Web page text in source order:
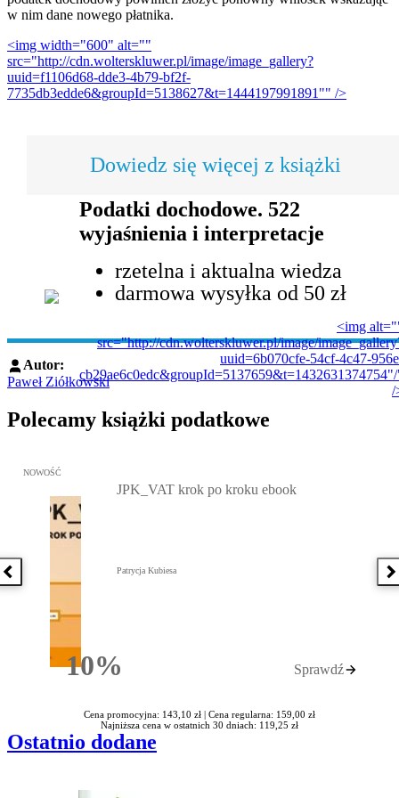
w nim dane nowego płatnika.
<img width="600" alt=""
src="http://cdn.wolterskluwer.pl/image/image_gallery?
uuid=f1106d68-dde3-4b79-bf2f-
7735db3edde6&groupId=5138627&t=1444197991891"" />
Dowiedz się więcej z książki
Podatki dochodowe. 522
wyjaśnienia i interpretacje
rzetelna i aktualna wiedza
darmowa wysyłka od 50 zł
<img
src="http://cdn.wolterskluwer.pl/image/
uuid=6b070cfe-54cf-4c47-
/
Autor:
Paweł Ziółkowski
Polecamy książki podatkowe
Poprzednia książka
Przejdź do: JPK_VAT krok po kroku ebook, Patrycja Kubiesa -
NOWOŚĆ
10%Rabatu
JPK_VAT krok po kroku ebook
Patrycja Kubiesa
Sprawdź
Cena promocyjna: 143,10 zł | Cena regularna: 159,00 zł
Najniższa cena w ostatnich 30 dniach: 119,25 zł
Ostatnio dodane